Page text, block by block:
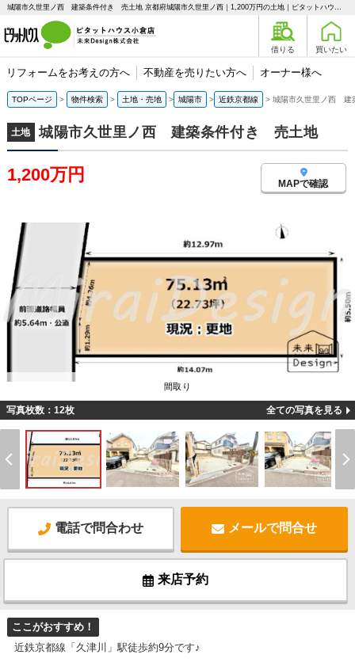
城陽市久世里ノ西 建築条件付き 売土地 京都府城陽市久世里ノ西｜1,200万円の土地｜ピタットハウス小倉店 未来Design株式会社
借りる 買いたい
リフォームをお考えの方へ 不動産を売りたい方へ オーナー様へ
TOPページ 物件検索 土地・売地 城陽市 近鉄京都線 城陽市久世里ノ西 建
土地 城陽市久世里ノ西 建築条件付き 売土地
1,200万円 MAPで確認
間取り
写真枚数：12枚 全ての写真を見る
電話で問合わせ メールで問合せ
来店予約
ここがおすすめ！
近鉄京都線「久津川」駅徒歩約9分です♪